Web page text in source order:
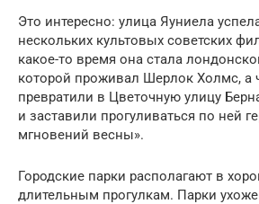
Это интересно: улица Яуниела
нескольких культовых советских
какое-то время она стала
которой проживал Шерлок Холмс, а
превратили в Цветочную улицу
и заставили прогуливаться по ней
мгновений весны».
Городские парки располагают в
длительным прогулкам. Парки